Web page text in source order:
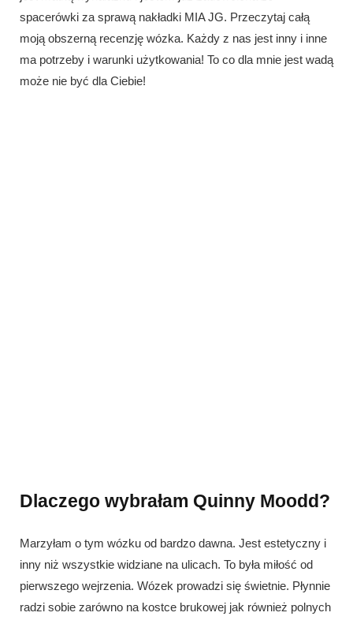
spacerówki za sprawą nakładki MIA JG. Przeczytaj całą
moją obszerną recenzję wózka. Każdy z nas jest inny i inne
ma potrzeby i warunki użytkowania! To co dla mnie jest wadą
może nie być dla Ciebie!
Dlaczego wybrałam Quinny Moodd?
Marzyłam o tym wózku od bardzo dawna. Jest estetyczny i
inny niż wszystkie widziane na ulicach. To była miłość od
pierwszego wejrzenia. Wózek prowadzi się świetnie. Płynnie
radzi sobie zarówno na kostce brukowej jak również polnych